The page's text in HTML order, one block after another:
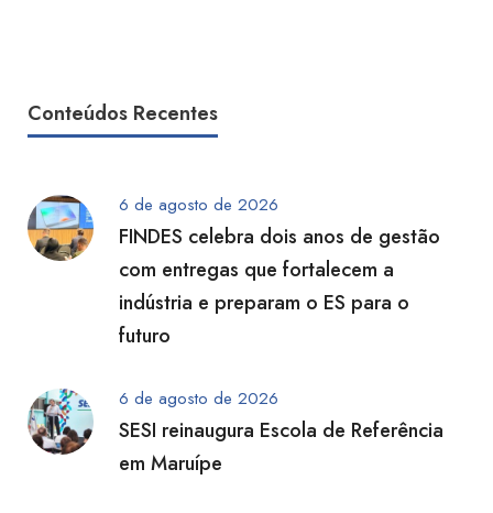
Conteúdos Recentes
6 de agosto de 2026
FINDES celebra dois anos de gestão
com entregas que fortalecem a
indústria e preparam o ES para o
futuro
6 de agosto de 2026
SESI reinaugura Escola de Referência
em Maruípe